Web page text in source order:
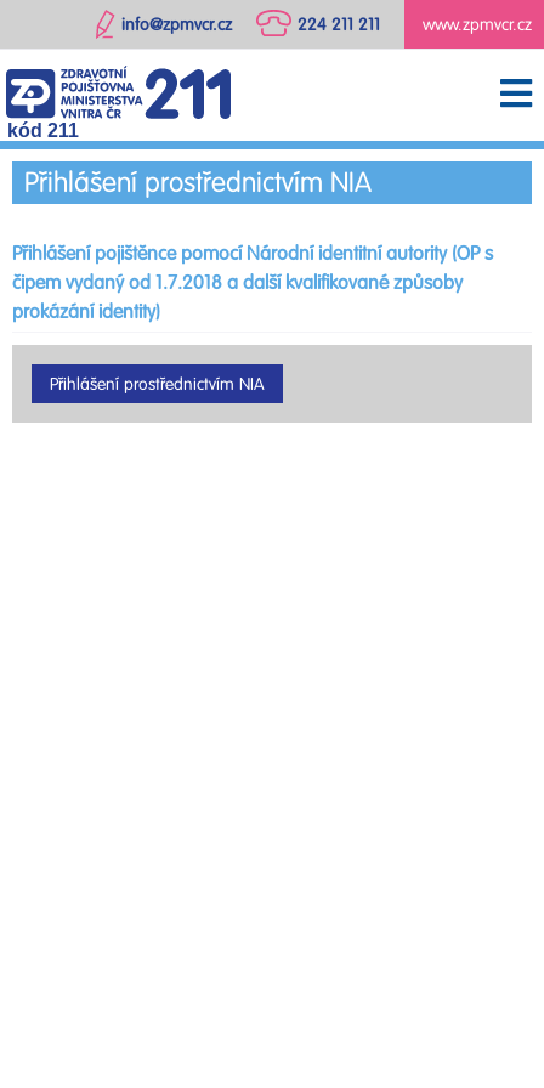
www.zpmvcr.cz
224 211 211
info@zpmvcr.cz
kód 211
Přihlášení prostřednictvím NIA
Přihlášení pojištěnce pomocí Národní identitní autority (OP s
čipem vydaný od 1.7.2018 a další kvalifikované způsoby
prokázání identity)